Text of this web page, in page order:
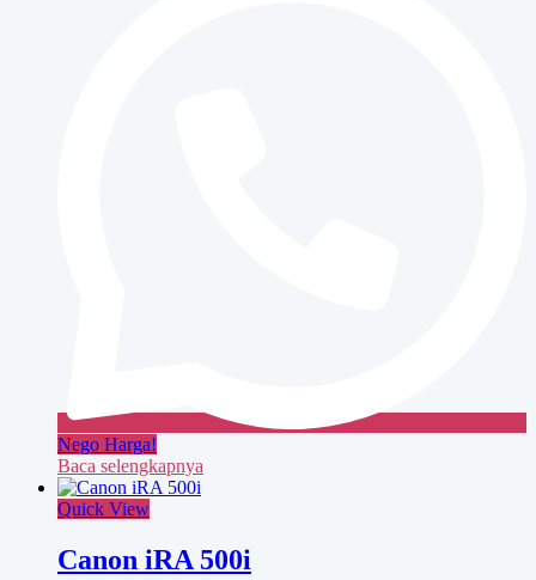
Nego Harga!
Baca selengkapnya
Quick View
Canon iRA 500i